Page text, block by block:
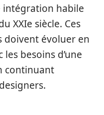
intégration habile
XXIe siècle. Ces
doivent évoluer en
besoins d’une
continuant